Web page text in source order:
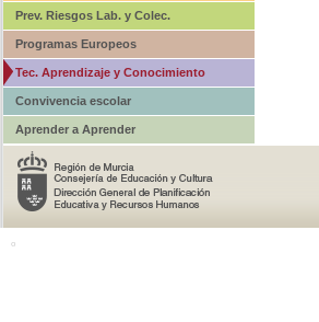
Prev. Riesgos Lab. y Colec.
Programas Europeos
Tec. Aprendizaje y Conocimiento
Convivencia escolar
Aprender a Aprender
o